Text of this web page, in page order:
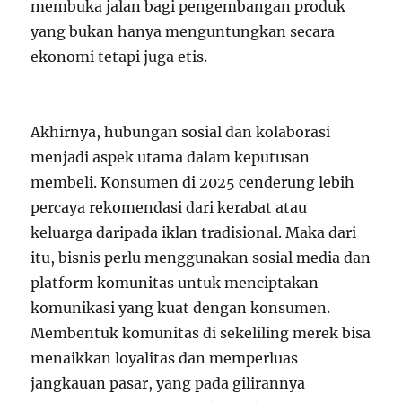
membuka jalan bagi pengembangan produk
yang bukan hanya menguntungkan secara
ekonomi tetapi juga etis.
Akhirnya, hubungan sosial dan kolaborasi
menjadi aspek utama dalam keputusan
membeli. Konsumen di 2025 cenderung lebih
percaya rekomendasi dari kerabat atau
keluarga daripada iklan tradisional. Maka dari
itu, bisnis perlu menggunakan sosial media dan
platform komunitas untuk menciptakan
komunikasi yang kuat dengan konsumen.
Membentuk komunitas di sekeliling merek bisa
menaikkan loyalitas dan memperluas
jangkauan pasar, yang pada gilirannya